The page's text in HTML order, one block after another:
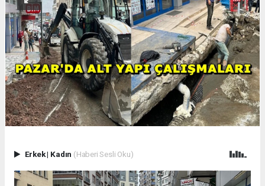
Erkek| Kadın (Haberi Sesli Oku)